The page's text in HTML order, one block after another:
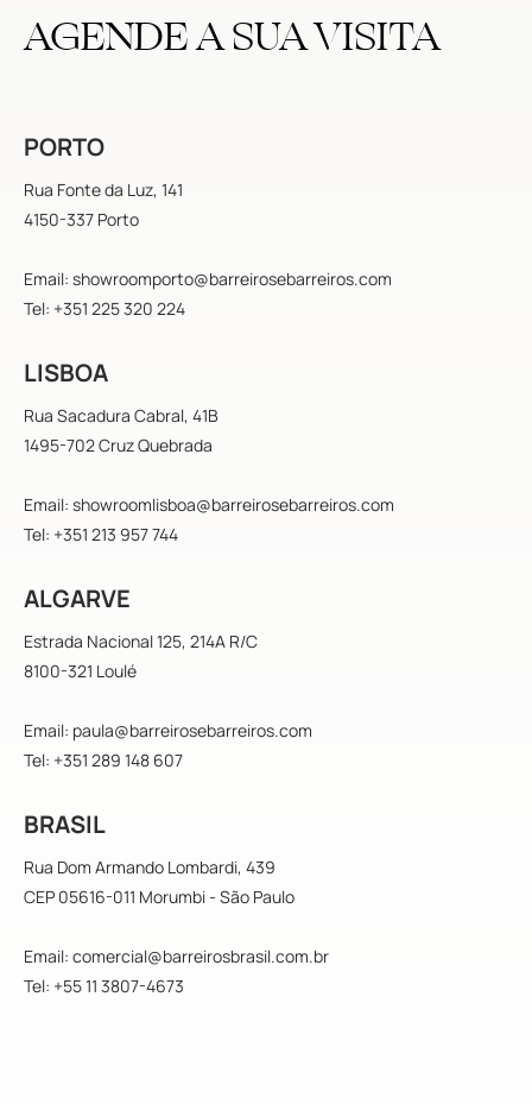
AGENDE A SUA VISITA
PORTO
Rua Fonte da Luz, 141
4150-337 Porto
Email: showroomporto@barreirosebarreiros.com
Tel: +351 225 320 224
LISBOA
Rua Sacadura Cabral, 41B
1495-702 Cruz Quebrada
Email: showroomlisboa@barreirosebarreiros.com
Tel: +351 213 957 744
ALGARVE
Estrada Nacional 125, 214A R/C
8100-321 Loulé
Email: paula@barreirosebarreiros.com
Tel: +351 289 148 607
BRASIL
Rua Dom Armando Lombardi, 439
CEP 05616-011 Morumbi - São Paulo
Email: comercial@barreirosbrasil.com.br
Tel: +55 11 3807-4673